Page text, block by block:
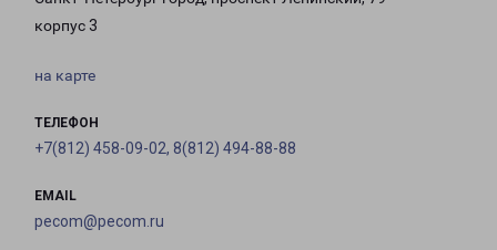
корпус 3
на карте
ТЕЛЕФОН
+7(812) 458-09-02, 8(812) 494-88-88
EMAIL
pecom@pecom.ru